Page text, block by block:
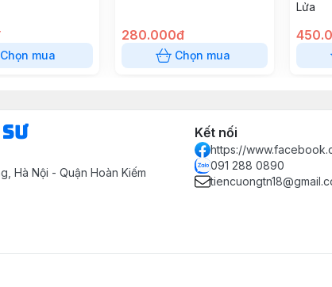
Chọn mua
280.000đ
Chọn mua
Lửa
Hà Nội - Quận Hoàn Kiếm
Kết nối
https://
091 288 0890